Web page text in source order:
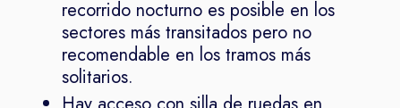
recorrido nocturno es posible en los
sectores más transitados pero no
recomendable en los tramos más
solitarios.